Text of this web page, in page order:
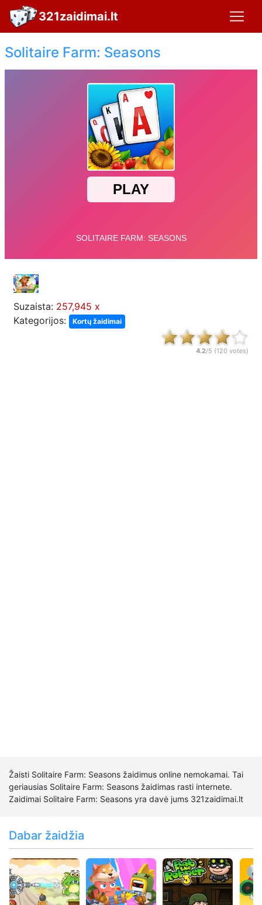
321zaidimai.lt
Solitaire Farm: Seasons
Suzaista: 257,945 x
Kategorijos:
Kortų žaidimai
4.2/5 (120 votes)
Žaisti Solitaire Farm: Seasons žaidimus online nemokamai. Tai
geriausias Solitaire Farm: Seasons žaidimas rasti internete.
Zaidimai Solitaire Farm: Seasons yra davė jums 321zaidimai.lt
Dabar žaidžia